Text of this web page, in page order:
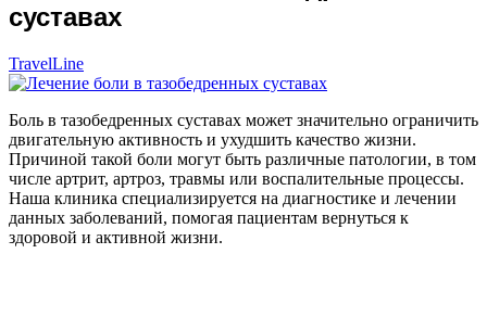
суставах
TravelLine
Боль в тазобедренных суставах может значительно ограничить
двигательную активность и ухудшить качество жизни.
Причиной такой боли могут быть различные патологии, в том
числе артрит, артроз, травмы или воспалительные процессы.
Наша клиника специализируется на диагностике и лечении
данных заболеваний, помогая пациентам вернуться к
здоровой и активной жизни.